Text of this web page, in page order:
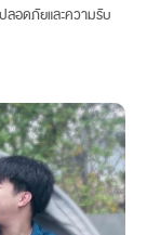
อดภัยและความรับ